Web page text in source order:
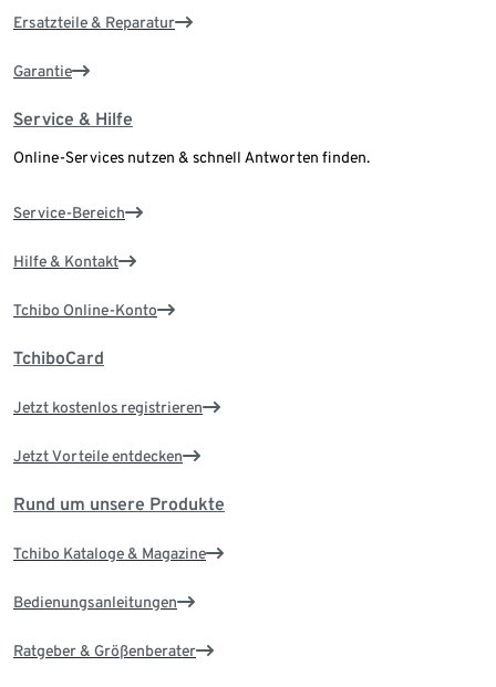
Ersatzteile & Reparatur
Garantie
Service & Hilfe
Online-Services nutzen & schnell Antworten finden.
Service-Bereich
Hilfe & Kontakt
Tchibo Online-Konto
TchiboCard
Jetzt kostenlos registrieren
Jetzt Vorteile entdecken
Rund um unsere Produkte
Tchibo Kataloge & Magazine
Bedienungsanleitungen
Ratgeber & Größenberater